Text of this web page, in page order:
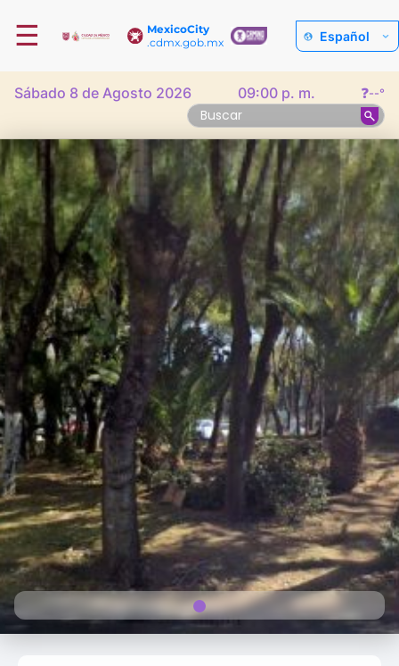
MexicoCity
.cdmx.gob.mx
☰ Español
Sábado 8 de Agosto 2026 09:00 p. m. ❓--°